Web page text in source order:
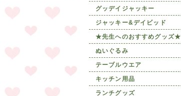
グッデイジャッキー
ジャッキー&デイビッド
★先生へのおすすめグッズ★
ぬいぐるみ
テーブルウエア
キッチン用品
ランチグッズ